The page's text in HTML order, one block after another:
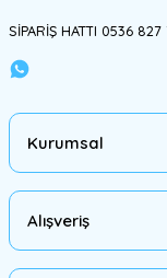
SİPARİŞ HATTI 0536
Kurumsal
Alışveriş